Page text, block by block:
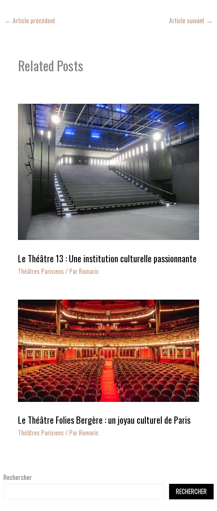
← Article précédent Article suivant →
Related Posts
Le Théâtre 13 : Une institution culturelle passionnante
Théâtres Parisiens / ParRomaric
Le Théâtre Folies Bergère : un joyau culturel de Paris
Théâtres Parisiens / ParRomaric
Rechercher
RECHERCHER